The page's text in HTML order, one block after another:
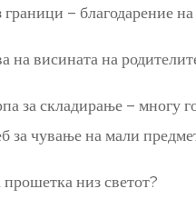
граници – благодарение
на висината на
за складирање – многу
за чување на мали
низ светот?